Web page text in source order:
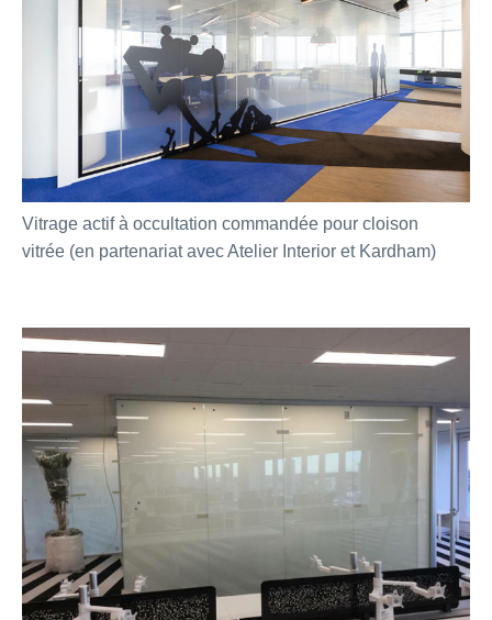
Vitrage actif à occultation commandée pour cloison
vitrée (en partenariat avec Atelier Interior et Kardham)